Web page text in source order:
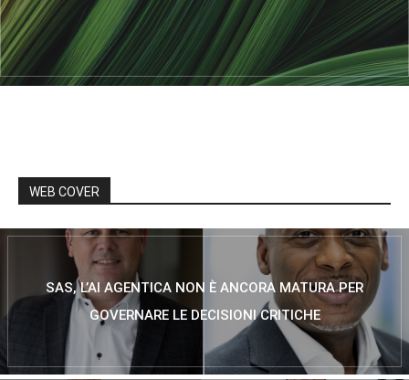
WEB COVER
SAS, L’AI AGENTICA NON È ANCORA MATURA PER
GOVERNARE LE DECISIONI CRITICHE